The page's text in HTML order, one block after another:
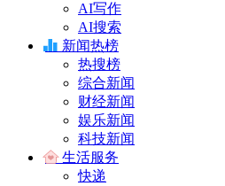
AI写作
AI搜索
新闻热榜
热搜榜
综合新闻
财经新闻
娱乐新闻
科技新闻
生活服务
快递